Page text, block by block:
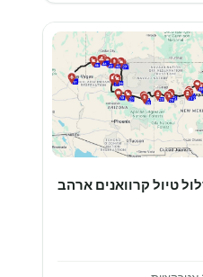
טיול קרוואנים ארהב